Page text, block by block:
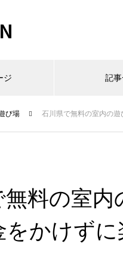
ジ 記
び場 石川県で無料の室内の
料の室内
をかけず